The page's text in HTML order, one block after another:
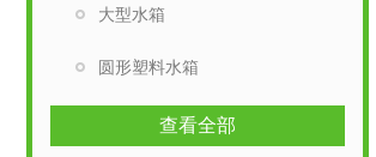
大型水箱
圆形塑料水箱
查看全部